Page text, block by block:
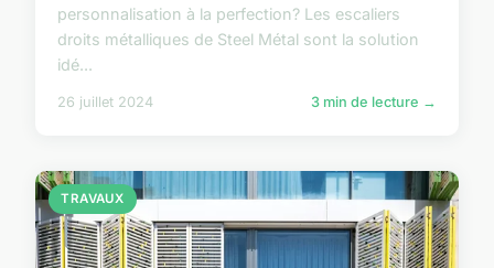
personnalisation à la perfection? Les escaliers
droits métalliques de Steel Métal sont la solution
idé...
26 juillet 2024 3 min de lecture →
TRAVAUX